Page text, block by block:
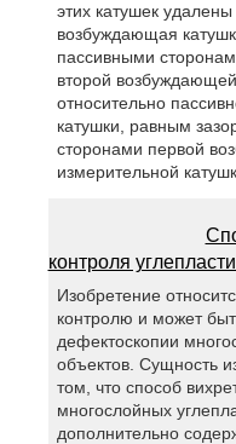
этих катушек удалены
возбуждающая
пассивными
второй
относительно
катушки, равным
сторонами первой
измерительной
контроля
Изобретение
контролю и может
дефектоскопии
объектов. Сущность
том, что способ
многослойных
дополнительно